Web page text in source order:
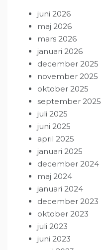
juni 2026
maj 2026
mars 2026
januari 2026
december 2025
november 2025
oktober 2025
september 2025
juli 2025
juni 2025
april 2025
januari 2025
december 2024
maj 2024
januari 2024
december 2023
oktober 2023
juli 2023
juni 2023